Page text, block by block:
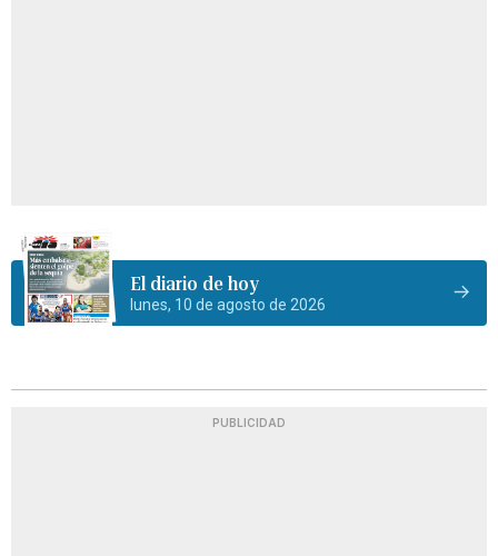
El diario de hoy
lunes, 10 de agosto de 2026
PUBLICIDAD